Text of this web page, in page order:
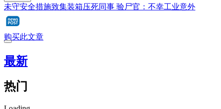
未守安全措施致集装箱压死同事 验尸官：不幸工业意外
购买此文章
最新
热门